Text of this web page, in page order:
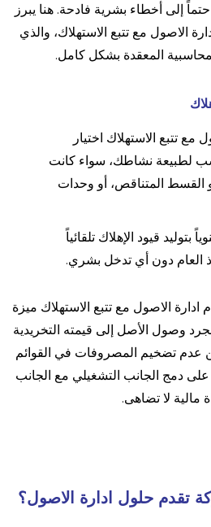
إلى أخطاء بشرية فادحة. هنا يبرز
الاصول مع تتبع الاستهلاك، والذي
المعقدة بشكل كامل.
مع تتبع الاستهلاك اختيار
لطبيعة نشاطك، سواء كانت
القسط المتناقص، أو وحدات
بتوليد قيود الإهلاك تلقائياً
العام دون أي تدخل بشري.
ادارة الاصول مع تتبع الاستهلاك ميزة
وصول الأصل إلى قيمته التخريدية
عدم تضخيم المصروفات في القوائم
على دمج الجانب التشغيلي مع الجانب
مالية لا تضاهى.
تقدم حلول ادارة الاصول؟